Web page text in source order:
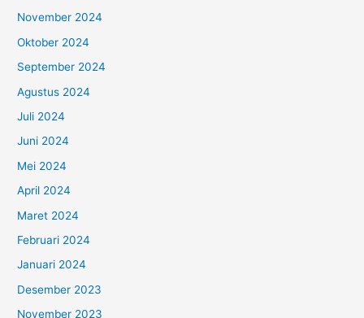
November 2024
Oktober 2024
September 2024
Agustus 2024
Juli 2024
Juni 2024
Mei 2024
April 2024
Maret 2024
Februari 2024
Januari 2024
Desember 2023
November 2023